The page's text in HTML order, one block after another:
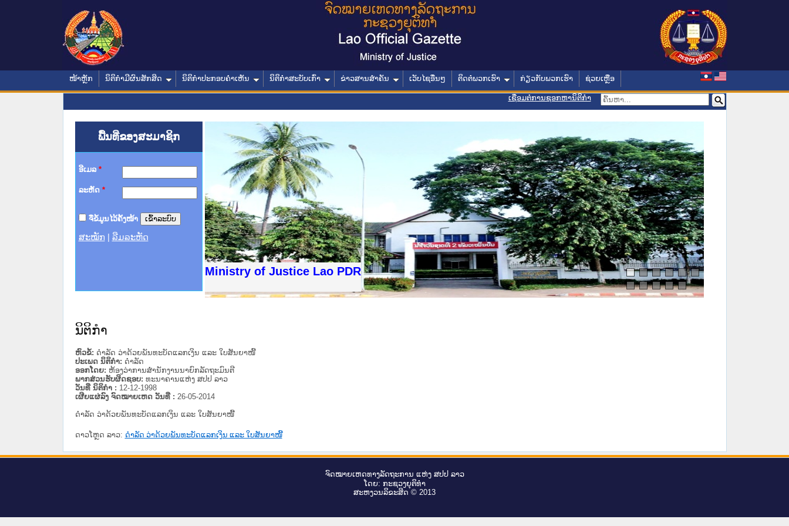
ໜ້າຫຼັກ ນິຕິກໍາມີຜົນສັກສິດ ນິຕິກໍາປະກອບຄໍາເຫັນ ນິຕິກໍາສະບັບເກົ່າ ຂ່າວສານສໍາຄັນ ເວັບໄຊອື່ນໆ ຕິດຕໍ່ພວກເຮົາ ກ່ຽວກັບພວກເຮົາ ຊ່ວຍເຫຼືອ
ເຊື່ອມຕໍ່ການຊອກຫານິຕິກຳ
ພື້ນທີ່ຂອງສະມາຊິກ
ອີເມລ *
ລະຫັດ *
ຈື່ຂໍ້ມູນໄວ້ຄັ້ງໜ້າ
ສະໝັກ ລືມລະຫັດ
Ministry of Justice Lao PDR
ານສະພາປະຊາຊົນ ພາກເໜືອ
ທາງລັດຖະການ
ສຳລັບ ພາກກາງ
ສຳລັບ ພາກໃຕ້
ວິທະຍາຄານຕຳຫຼວດປະຊາຊົນ
ວິທະຍາຄານສັນຕິບານປະຊາຊົນ
ຂັ້ນແຂວງພາກເໜືອ
ານສະພາປະຊາຊົນ ພາກກາງ
ນິຕິກໍາ
ຫົວຂໍ້: ດຳລັດ ວ່າດ້ວຍພັນທະບັດແລກເງິນ ແລະ ໃບສັນຍາໜີ້
ປະເພດ ນິຕິກໍາ: ດໍາລັດ
ອອກໂດຍ: ຫ້ອງວ່າການສຳນັກງານນາຍົກລັດຖະມົນຕີ
ພາກສ່ວນຮັບຜິດຊອບ: ທະນາຄານແຫ່ງ ສປປ ລາວ
ວັນທີ່ ນິຕິກໍາ : 12-12-1998
ເຜີຍແຜ່ລົງ ຈົດໝາຍເຫດ ວັນທີ່ : 26-05-2014
ດຳລັດ ວ່າດ້ວຍພັນທະບັດແລກເງິນ ແລະ ໃບສັນຍາໜີ້
ດາວໂຫຼດ ລາວ: ດຳລັດ ວ່າດ້ວຍພັນທະບັດແລກເງິນ ແລະ ໃບສັນຍາໜີ້
ຈົດ​ໝາຍ​ເຫດ​ທາງ​ລັດ​ຖະ​ການ ແຫ່ງ ສ​ປ​ປ ລາວ
ໂດຍ: ກະ​ຊວງຍຸ​ຕິ​ທຳ
ສະ​ຫງວນ​ລິ​ຂະ​ສິດ © 2013